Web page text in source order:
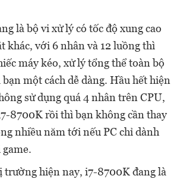
là bộ vi xử lý có tốc độ xung cao
khác, với 6 nhân và 12 luồng thì
máy kéo, xử lý tổng thể toàn bộ
bạn một cách dễ dàng. Hầu hết hiện
sử dụng quá 4 nhân trên CPU,
8700K rồi thì bạn không cần thay
nhiều năm tới nếu PC chỉ dành
trường hiện nay, i7-8700K đang là